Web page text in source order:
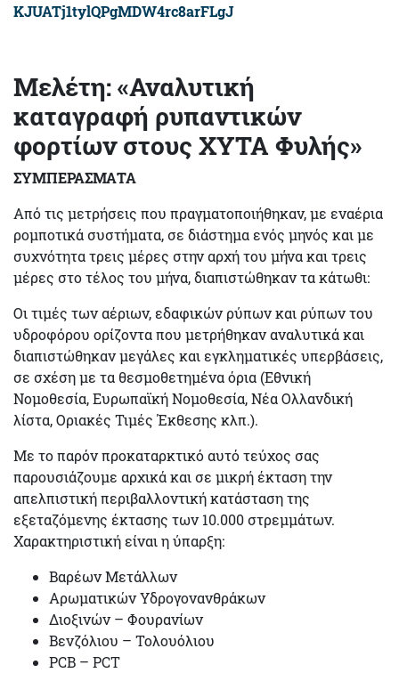
KJUATj1tylQPgMDW4rc8arFLgJ
Μελέτη:«Αναλυτική
καταγραφή ρυπαντικών
φορτίων στους ΧΥΤΑ Φυλής»
ΣΥΜΠΕΡΑΣΜΑΤΑ
Από τις μετρήσεις που πραγματοποιήθηκαν, με εναέρια
ρομποτικά συστήματα, σε διάστημα ενός μηνός και με
συχνότητα τρεις μέρες στην αρχή του μήνα και τρεις
μέρες στο τέλος του μήνα, διαπιστώθηκαν τα κάτωθι:
Οι τιμές των αέριων, εδαφικών ρύπων και ρύπων του
υδροφόρου ορίζοντα που μετρήθηκαν αναλυτικά και
διαπιστώθηκαν μεγάλες και εγκληματικές υπερβάσεις,
σε σχέση με τα θεσμοθετημένα όρια (Εθνική
Νομοθεσία, Ευρωπαϊκή Νομοθεσία, Νέα Ολλανδική
λίστα, Οριακές Τιμές Έκθεσης κλπ.).
Με το παρόν προκαταρκτικό αυτό τεύχος σας
παρουσιάζουμε αρχικά και σε μικρή έκταση την
απελπιστική περιβαλλοντική κατάσταση της
εξεταζόμενης έκτασης των 10.000 στρεμμάτων.
Χαρακτηριστική είναι η ύπαρξη:
Βαρέων Μετάλλων
Αρωματικών Υδρογονανθράκων
Διοξινών – Φουρανίων
Βενζόλιου – Τολουόλιου
PCB – PCT